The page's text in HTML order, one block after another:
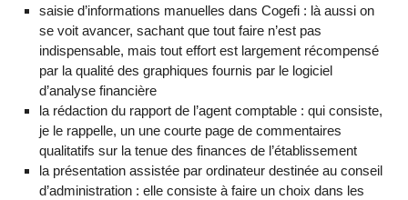
saisie d’informations manuelles dans Cogefi : là aussi on
se voit avancer, sachant que tout faire n’est pas
indispensable, mais tout effort est largement récompensé
par la qualité des graphiques fournis par le logiciel
d’analyse financière
la rédaction du rapport de l’agent comptable : qui consiste,
je le rappelle, un une courte page de commentaires
qualitatifs sur la tenue des finances de l’établissement
la présentation assistée par ordinateur destinée au conseil
d’administration : elle consiste à faire un choix dans les